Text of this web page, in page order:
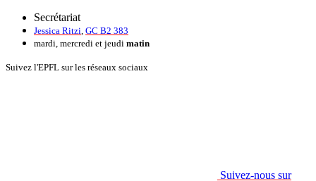
Secrétariat
Jessica Ritzi GC B2 383
mardi, mercredi et jeudi matin
Suivez l'EPFL sur les réseaux sociaux
Suivez-nous sur